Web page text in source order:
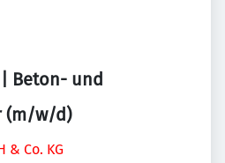
Beton- und
(m/w/d)
& Co. KG